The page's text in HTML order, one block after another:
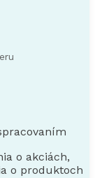
o akciách,
o produktoch